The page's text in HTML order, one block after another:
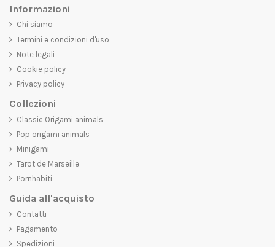
Informazioni
Chi siamo
Termini e condizioni d'uso
Note legali
Cookie policy
Privacy policy
Collezioni
Classic Origami animals
Pop origami animals
Minigami
Tarot de Marseille
Pornhabiti
Guida all'acquisto
Contatti
Pagamento
Spedizioni